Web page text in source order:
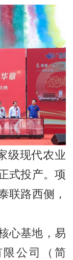
级现代农业
式投产。项
联路西侧，
心基地，易
公司（简